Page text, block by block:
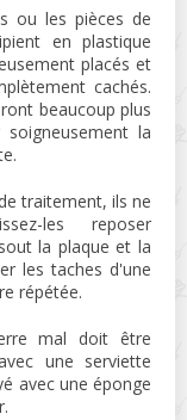
ou les pièces de
en plastique
placés et
cachés.
beaucoup plus
la
traitement, ils ne
les reposer
la plaque et la
les taches d'une
répétée.
mal doit être
une serviette
avec une éponge